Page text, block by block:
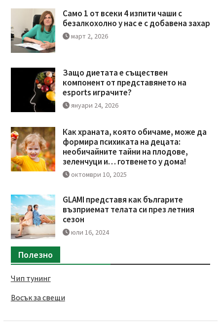
Само 1 от всеки 4 изпити чаши с
безалкохолно у нас е с добавена захар
март 2, 2026
Защо диетата е съществен
компонент от представянето на
esports играчите?
януари 24, 2026
Как храната, която обичаме, може да
формира психиката на децата:
необичайните тайни на плодове,
зеленчуци и… готвенето у дома!
октомври 10, 2025
GLAMI представя как българите
възприемат телата си през летния
сезон
юли 16, 2024
Полезно
Чип тунинг
Восък за свещи